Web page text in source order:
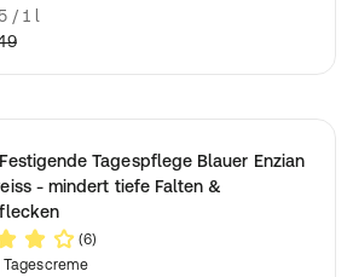
/ 1 l
Tagespflege Blauer Enzian
- mindert tiefe Falten &
(6)
| Tagescreme